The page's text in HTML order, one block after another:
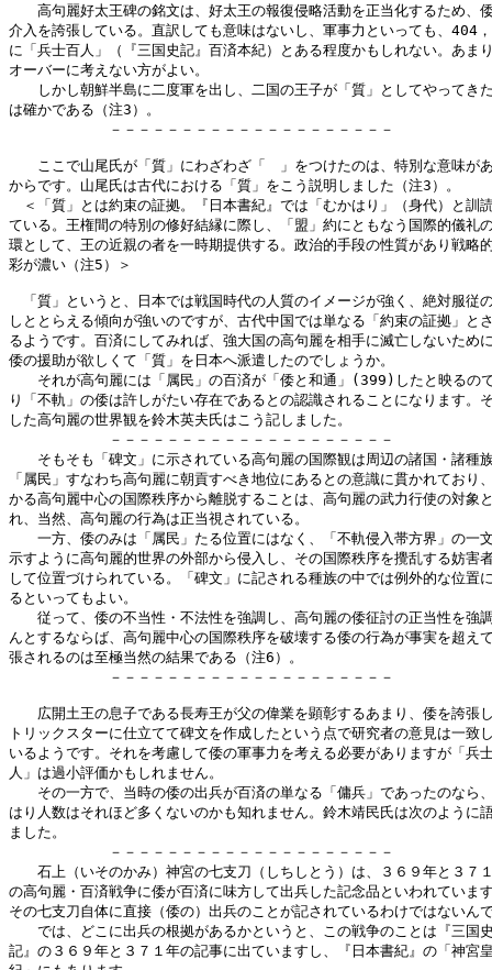
高句麗好太王碑の銘文は、好太王の報復侵略活動を正当化するため、
介入を誇張している。直訳しても意味はないし、軍事力といっても、404
に「兵士百人」（『三国史記』百済本紀）とある程度かもしれない。あま
オーバーに考えない方がよい。
しかし朝鮮半島に二度軍を出し、二国の王子が「質」としてやってき
は確かである（注3）。
－－－－－－－－－－－－－－－－－－－－
ここで山尾氏が「質」にわざわざ「　」をつけたのは、特別な意味が
からです。山尾氏は古代における「質」をこう説明しました（注3）。
＜「質」とは約束の証拠。『日本書紀』では「むかはり」（身代）と訓
ている。王権間の特別の修好結縁に際し、「盟」約にともなう国際的儀礼
環として、王の近親の者を一時期提供する。政治的手段の性質があり戦略
彩が濃い（注5）＞
「質」というと、日本では戦国時代の人質のイメージが強く、絶対服従
しととらえる傾向が強いのですが、古代中国では単なる「約束の証拠」と
るようです。百済にしてみれば、強大国の高句麗を相手に滅亡しないため
倭の援助が欲しくて「質」を日本へ派遣したのでしょうか。
それが高句麗には「属民」の百済が「倭と和通」(399)したと映るの
り「不軌」の倭は許しがたい存在であるとの認識されることになります。
した高句麗の世界観を鈴木英夫氏はこう記しました。
－－－－－－－－－－－－－－－－－－－－
そもそも「碑文」に示されている高句麗の国際観は周辺の諸国・諸種
「属民」すなわち高句麗に朝貢すべき地位にあるとの意識に貫かれており
かる高句麗中心の国際秩序から離脱することは、高句麗の武力行使の対象
れ、当然、高句麗の行為は正当視されている。
一方、倭のみは「属民」たる位置にはなく、「不軌侵入帯方界」の一
示すように高句麗的世界の外部から侵入し、その国際秩序を攪乱する妨害
して位置づけられている。「碑文」に記される種族の中では例外的な位置
るといってもよい。
従って、倭の不当性・不法性を強調し、高句麗の倭征討の正当性を強
んとするならば、高句麗中心の国際秩序を破壊する倭の行為が事実を超え
張されるのは至極当然の結果である（注6）。
－－－－－－－－－－－－－－－－－－－－
広開土王の息子である長寿王が父の偉業を顕彰するあまり、倭を誇張
トリックスターに仕立てて碑文を作成したという点で研究者の意見は一致
いるようです。それを考慮して倭の軍事力を考える必要がありますが「兵
人」は過小評価かもしれません。
その一方で、当時の倭の出兵が百済の単なる「傭兵」であったのなら
はり人数はそれほど多くないのかも知れません。鈴木靖民氏は次のように
ました。
－－－－－－－－－－－－－－－－－－－－
石上（いそのかみ）神宮の七支刀（しちしとう）は、３６９年と３７
の高句麗・百済戦争に倭が百済に味方して出兵した記念品といわれていま
その七支刀自体に直接（倭の）出兵のことが記されているわけではないん
では、どこに出兵の根拠があるかというと、この戦争のことは『三国
記』の３６９年と３７１年の記事に出ていますし、『日本書紀』の「神宮